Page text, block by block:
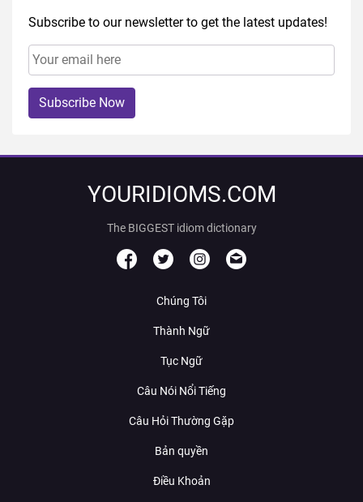
Subscribe to our newsletter to get the latest updates!
Subscribe Now
YOURIDIOMS.COM
The BIGGEST idiom dictionary
Chúng Tôi
Thành Ngữ
Tục Ngữ
Câu Nói Nổi Tiếng
Câu Hỏi Thường Gặp
Bản quyền
Điều Khoản